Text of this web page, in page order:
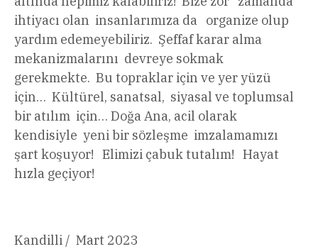
ihtiyacı olan insanlarımıza da organize olup
yardım edemeyebiliriz. Şeffaf karar alma
mekanizmalarını devreye sokmak
gerekmekte. Bu topraklar için ve yer yüzü
için… Kültürel, sanatsal, siyasal ve toplumsal
bir atılım için… Doğa Ana, acil olarak
kendisiyle yeni bir sözleşme imzalamamızı
şart koşuyor! Elimizi çabuk tutalım! Hayat
hızla geçiyor!
Kandilli / Mart 2023